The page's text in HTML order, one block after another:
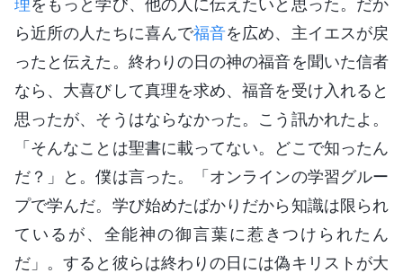
ら近所の人たちに喜んで福音を広め、主イエスが戻
ったと伝えた。終わりの日の神の福音を聞いた信者
なら、大喜びして真理を求め、福音を受け入れると
思ったが、そうはならなかった。こう訊かれたよ。
「そんなことは聖書に載ってない。どこで知ったん
だ？」と。僕は言った。「オンラインの学習グルー
プで学んだ。学び始めたばかりだから知識は限られ
ているが、全能神の御言葉に惹きつけられたん
だ」。すると彼らは終わりの日には偽キリストが大